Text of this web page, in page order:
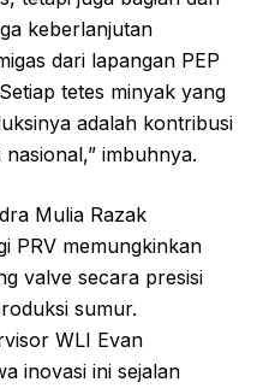
keberlanjutan
dari lapangan PEP
tetes minyak yang
adalah kontribusi
imbuhnya.
Mulia Razak
PRV memungkinkan
valve secara presisi
sumur.
WLI Evan
inovasi ini sejalan